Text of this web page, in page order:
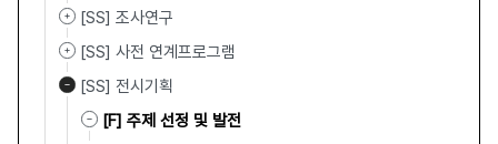
[SS] 조사연구
[SS] 사전 연계프로그램
[SS] 전시기획
[F] 주제 선정 및 발전